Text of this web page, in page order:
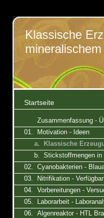
Klassische
Startseite
Zusammenfassung -
01. Motivation - Ideen
a. Klassische
b. Stickstoffmengen in
02. Cyanobakterien -
03. Nitrifikation -
04. Vorbereitungen -
05. Laborarbeit -
06. Algenreaktor - HTL